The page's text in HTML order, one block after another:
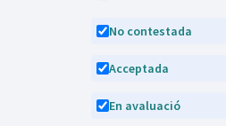
No contestada
Acceptada
En avaluació